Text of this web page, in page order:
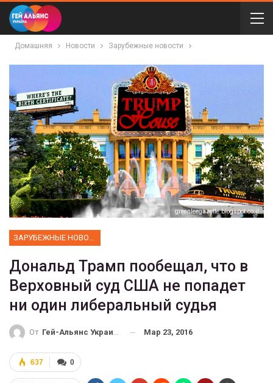
Домашняя Новости Зарубежные новости
greenleegazette.blogspot.co.il
Дональд Трамп пообещал, что в
Верховный суд США не попадет
ни один либеральный судья
От Гей-Альянс Украина Мар 23, 2016
0
637